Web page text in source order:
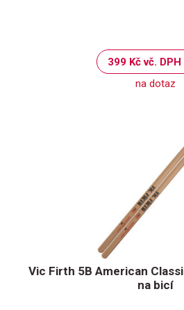
399 Kč vč. DPH
na dotaz
Vic Firth 5B American
na bicí